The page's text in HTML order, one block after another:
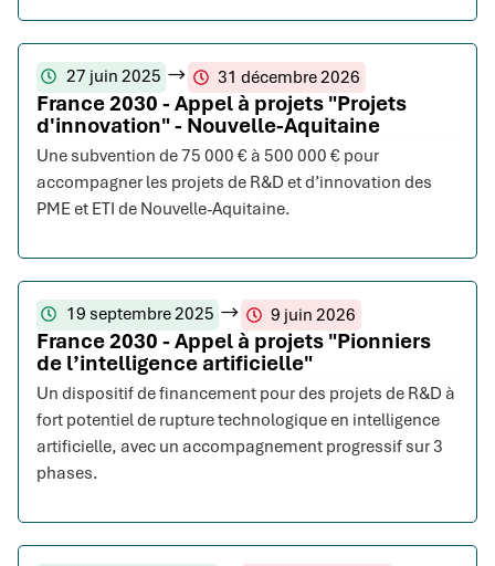
27 juin 2025 31 décembre 2026
France 2030 - Appel à projets "Projets
d'innovation" - Nouvelle-Aquitaine
Une subvention de 75 000 € à 500 000 € pour
accompagner les projets de R&D et d’innovation des
PME et ETI de Nouvelle-Aquitaine.
19 septembre 2025 9 juin 2026
France 2030 - Appel à projets "Pionniers
de l’intelligence artificielle"
Un dispositif de financement pour des projets de R&D à
fort potentiel de rupture technologique en intelligence
artificielle, avec un accompagnement progressif sur 3
phases.